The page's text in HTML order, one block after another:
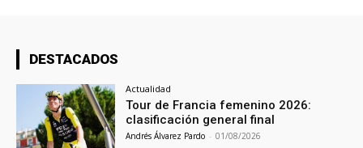
DESTACADOS
Actualidad
Tour de Francia femenino 2026:
clasificación general final
Andrés Álvarez Pardo - 01/08/2026